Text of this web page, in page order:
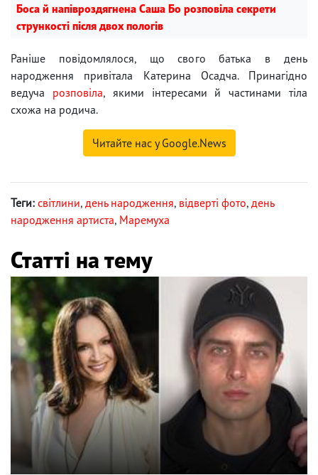
Боса й напівроздягнена Саша Бо розповіла секрети
стрункості після двох пологів
Раніше повідомлялося, що свого батька в день
народження привітала Катерина Осадча. Принагідно
ведуча розповіла, якими інтересами й частинами тіла
схожа на родича.
Читайте нас у Google.News
Теги: світлини, день народження, відверті фото, день
народження артиста, Маремуха
Статті на тему